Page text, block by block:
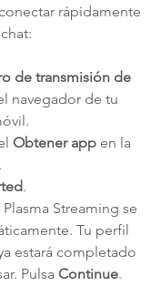
rápidamente
de transmisión de
navegador de tu
Obtener app en la
.
Streaming se
Tu perfil
estará completado
Pulsa Continue.